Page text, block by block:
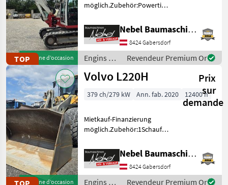
TOPMachine d’occasion
möglich.Zubehör:Powertilt,
1Böschungslöffel 2000mm,
TB2150 ist Bj.2019
Inbetriebnahme erfolgte
2020. Engins de chan
Nebel Baumaschinen
8424 Gabersdorf
Engins de
chantier /
Takeuchi
Revendeur Premium Or
TOPMachine d’occasion
Volvo L220H
Prix
sur
demande
379 ch/279 kW Ann. fab. 2020 12400 h
Mietkauf-Finanzierung
möglich.Zubehör:1Schaufel,
Engins de chantier
Chargeuses sur pneus
Nebel Baumaschinen
8424 Gabersdorf
Engins de
Revendeur Premium Or